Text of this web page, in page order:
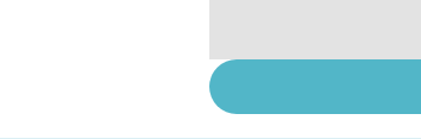
d'une enquête